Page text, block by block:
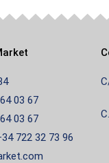
03 67
03 67
722 32 73 96